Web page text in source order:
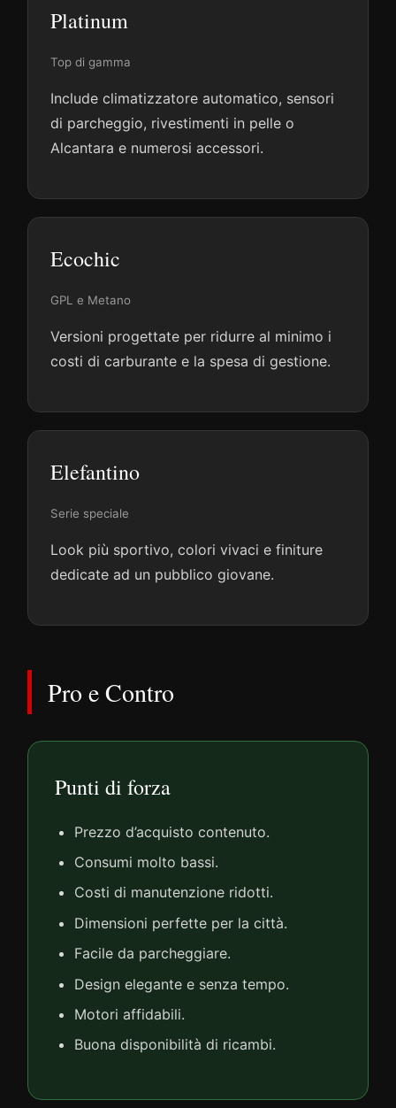
Platinum
Top di gamma
Include climatizzatore automatico, sensori
di parcheggio, rivestimenti in pelle o
Alcantara e numerosi accessori.
Ecochic
GPL e Metano
Versioni progettate per ridurre al minimo i
costi di carburante e la spesa di gestione.
Elefantino
Serie speciale
Look più sportivo, colori vivaci e finiture
dedicate ad un pubblico giovane.
Pro e Contro
Punti di forza
Prezzo d’acquisto contenuto.
Consumi molto bassi.
Costi di manutenzione ridotti.
Dimensioni perfette per la città.
Facile da parcheggiare.
Design elegante e senza tempo.
Motori affidabili.
Buona disponibilità di ricambi.